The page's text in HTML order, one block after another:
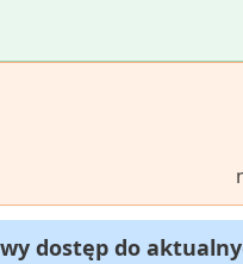
dostęp do